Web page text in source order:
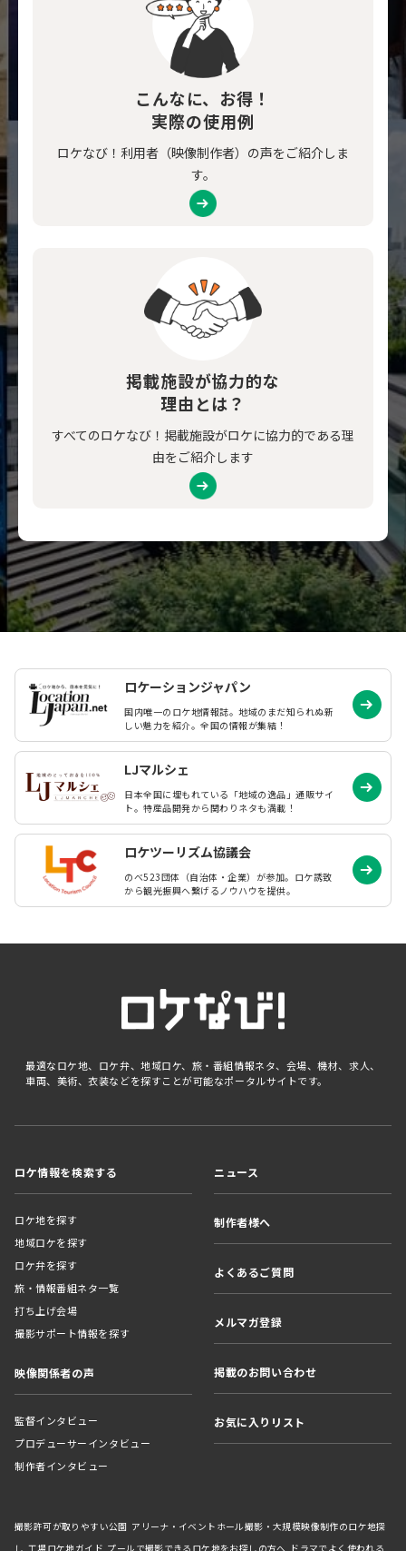
こんなに、お得！
実際の使用例
ロケなび！利用者（映像制作者）の声をご紹介しま
す。
掲載施設が協力的な
理由とは？
すべてのロケなび！掲載施設がロケに協力的である理
由をご紹介します
ロケーションジャパン
国内唯一のロケ地情報誌。地域のまだ知られぬ新
しい魅力を紹介。全国の情報が集結！
LJマルシェ
日本全国に埋もれている「地域の逸品」通販サイ
ト。特産品開発から関わりネタも満載！
ロケツーリズム協議会
のべ523団体（自治体・企業）が参加。ロケ誘致
から観光振興へ繋げるノウハウを提供。
最適なロケ地、ロケ弁、地域ロケ、旅・番組情報ネタ、会場、機材、求人、
車両、美術、衣装などを探すことが可能なポータルサイトです。
ロケ情報を検索する
ロケ地を探す
地域ロケを探す
ロケ弁を探す
旅・情報番組ネタ一覧
打ち上げ会場
撮影サポート情報を探す
映像関係者の声
監督インタビュー
プロデューサーインタビュー
制作者インタビュー
ニュース
制作者様へ
よくあるご質問
メルマガ登録
掲載のお問い合わせ
お気に入りリスト
撮影許可が取りやすい公園 アリーナ・イベントホール撮影・大規模映像制作のロケ地探
し 工場ロケ地ガイド プールで撮影できるロケ地をお探しの方へ ドラマでよく使われる